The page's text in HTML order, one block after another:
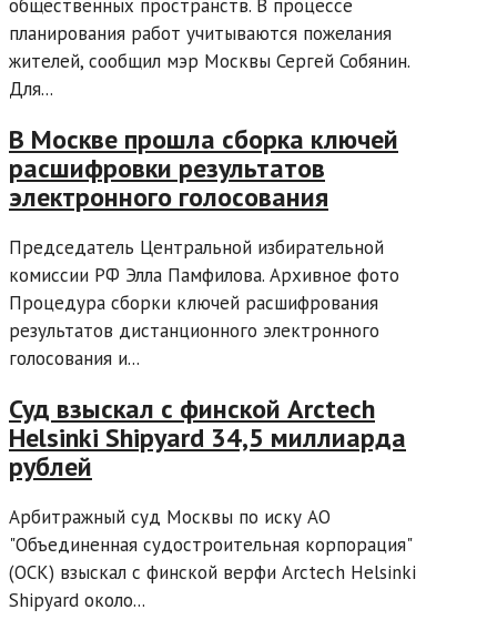
общественных пространств. В процессе
планирования работ учитываются пожелания
жителей, сообщил мэр Москвы Сергей Собянин.
Для...
В Москве прошла сборка ключей
расшифровки результатов
электронного голосования
Председатель Центральной избирательной
комиссии РФ Элла Памфилова. Архивное фото
Процедура сборки ключей расшифрования
результатов дистанционного электронного
голосования и...
Суд взыскал с финской Arctech
Helsinki Shipyard 34,5 миллиарда
рублей
Арбитражный суд Москвы по иску АО
"Объединенная судостроительная корпорация"
(ОСК) взыскал с финской верфи Arctech Helsinki
Shipyard около...